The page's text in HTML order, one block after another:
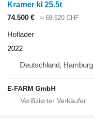
Kramer kl 25.5t
74.500 €
≈ 69.620 CHF
Hoflader
2022
Deutschland, Hamburg
E-FARM GmbH